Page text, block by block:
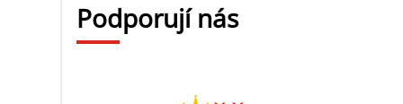
Podporují nás